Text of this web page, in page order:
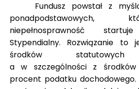
Fundusz powstał z
ponadpodstawowych,
niepełnosprawność
Stypendialny. Rozwiązanie to
środków statutowych
a w szczególności z
procent podatku dochodowego.